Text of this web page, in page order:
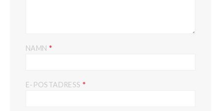
NAMN *
E-POSTADRESS *